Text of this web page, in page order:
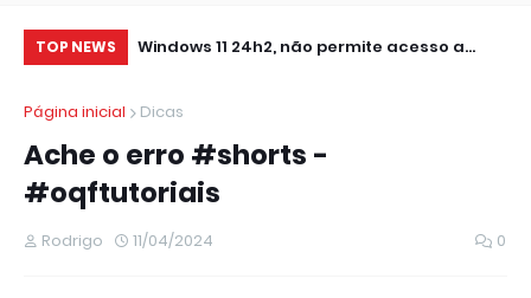
TOP NEWS
IMPRESSORA
Windows 11 24h2, não permite acesso a
outros
Página inicial
Dicas
Ache o erro #shorts -
#oqftutoriais
Rodrigo 11/04/2024 0